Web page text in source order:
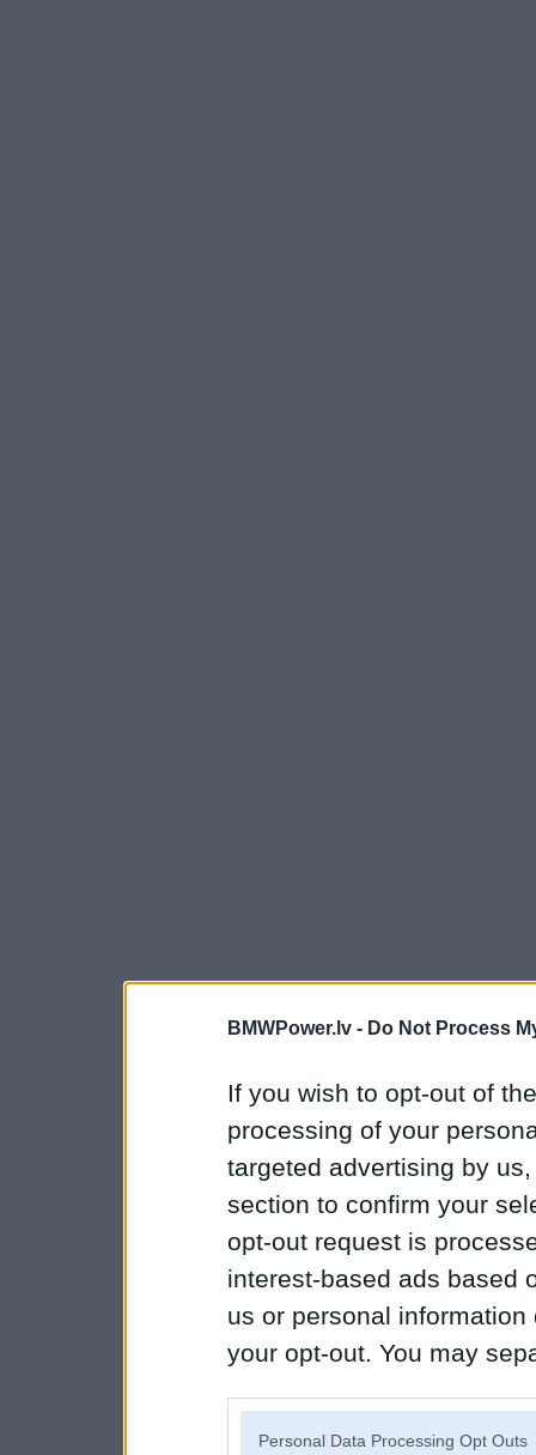
BMWPower.lv - Do Not Process
If you wish to opt-out of
processing of your
targeted advertising by
section to confirm your
opt-out request is
interest-based ads based
us or personal
your opt-out. You may
Personal Data Processing Opt Outs